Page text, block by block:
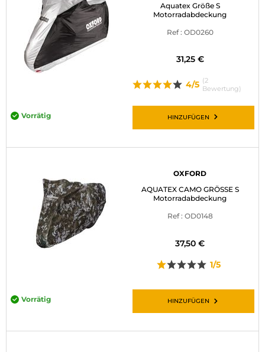
Aquatex Größe S
Motorradabdeckung
Ref : OD0260
31,25 €
4/5 (2
Bewertung)
Vorrätig HINZUFÜGEN
OXFORD
AQUATEX CAMO GRÖSSE S
Motorradabdeckung
Ref : OD0148
37,50 €
1/5
Vorrätig HINZUFÜGEN